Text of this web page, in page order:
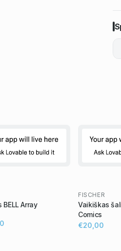
BELL Array
FISCHER
Vaikiškas
Comics
€20,00